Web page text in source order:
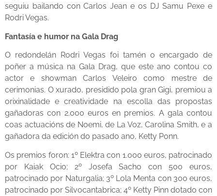
seguiu bailando con Carlos Jean e os DJ Samu Pexe e
Rodri Vegas.
Fantasía e humor na Gala Drag
O redondelán Rodri Vegas foi tamén o encargado de
poñer a música na Gala Drag, que este ano contou co
actor e showman Carlos Veleiro como mestre de
cerimonias. O xurado, presidido pola gran Gigi, premiou a
orixinalidade e creatividade na escolla das propostas
gañadoras con 2.000 euros en premios. A gala contou
coas actuacións de Noemi, de La Voz, Carolina Smith, e a
gañadora da edición do pasado ano, Ketty Ponn.
Os premios foron: 1º Elektra con 1.000 euros, patrocinado
por Kaiak Ocio; 2º Josefa Sacho con 500 euros,
patrocinado por Naturgalia; 3º Lola Menta con 300 euros,
patrocinado por Silvocantabrica; 4º Ketty Pinn dotado con